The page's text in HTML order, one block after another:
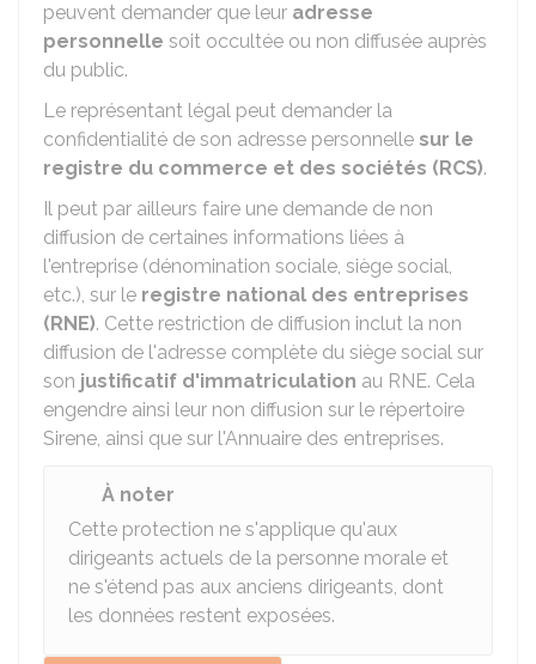
peuvent demander que leur adresse
personnelle soit occultée ou non diffusée auprès
du public.
Le représentant légal peut demander la
confidentialité de son adresse personnelle sur le
registre du commerce et des sociétés (RCS).
Il peut par ailleurs faire une demande de non
diffusion de certaines informations liées à
l'entreprise (dénomination sociale, siège social,
etc.), sur le registre national des entreprises
(RNE). Cette restriction de diffusion inclut la non
diffusion de l'adresse complète du siège social sur
son justificatif d'immatriculation au RNE. Cela
engendre ainsi leur non diffusion sur le répertoire
Sirene, ainsi que sur l'Annuaire des entreprises.
À noter
Cette protection ne s'applique qu'aux
dirigeants actuels de la personne morale et
ne s'étend pas aux anciens dirigeants, dont
les données restent exposées.